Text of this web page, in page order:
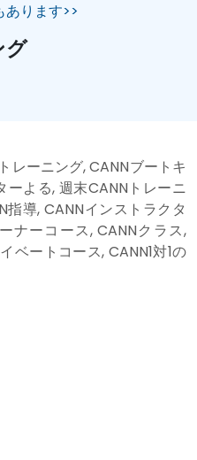
あります>>
グ
レーニング, CANNブートキ
ーよる, 週末CANNトレーニ
指導, CANNインストラクタ
ナーコース, CANNクラス,
ベートコース, CANN1対1の